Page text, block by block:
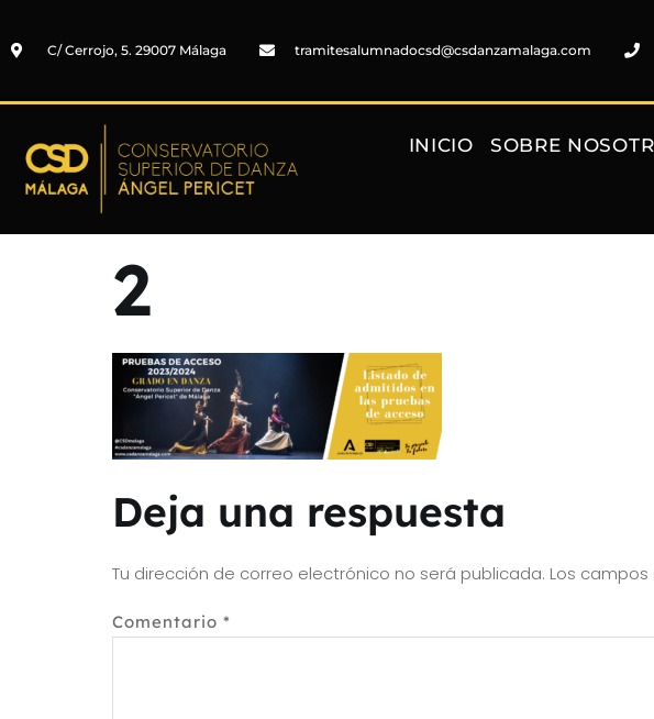
C/ Cerrojo, 5. 29007 Málaga tramitesalumnadocsd@csdanzamalaga.com
INICIO SOBRE
2
Deja una respuesta
Tu dirección de correo electrónico no será publicada. Los
Comentario *